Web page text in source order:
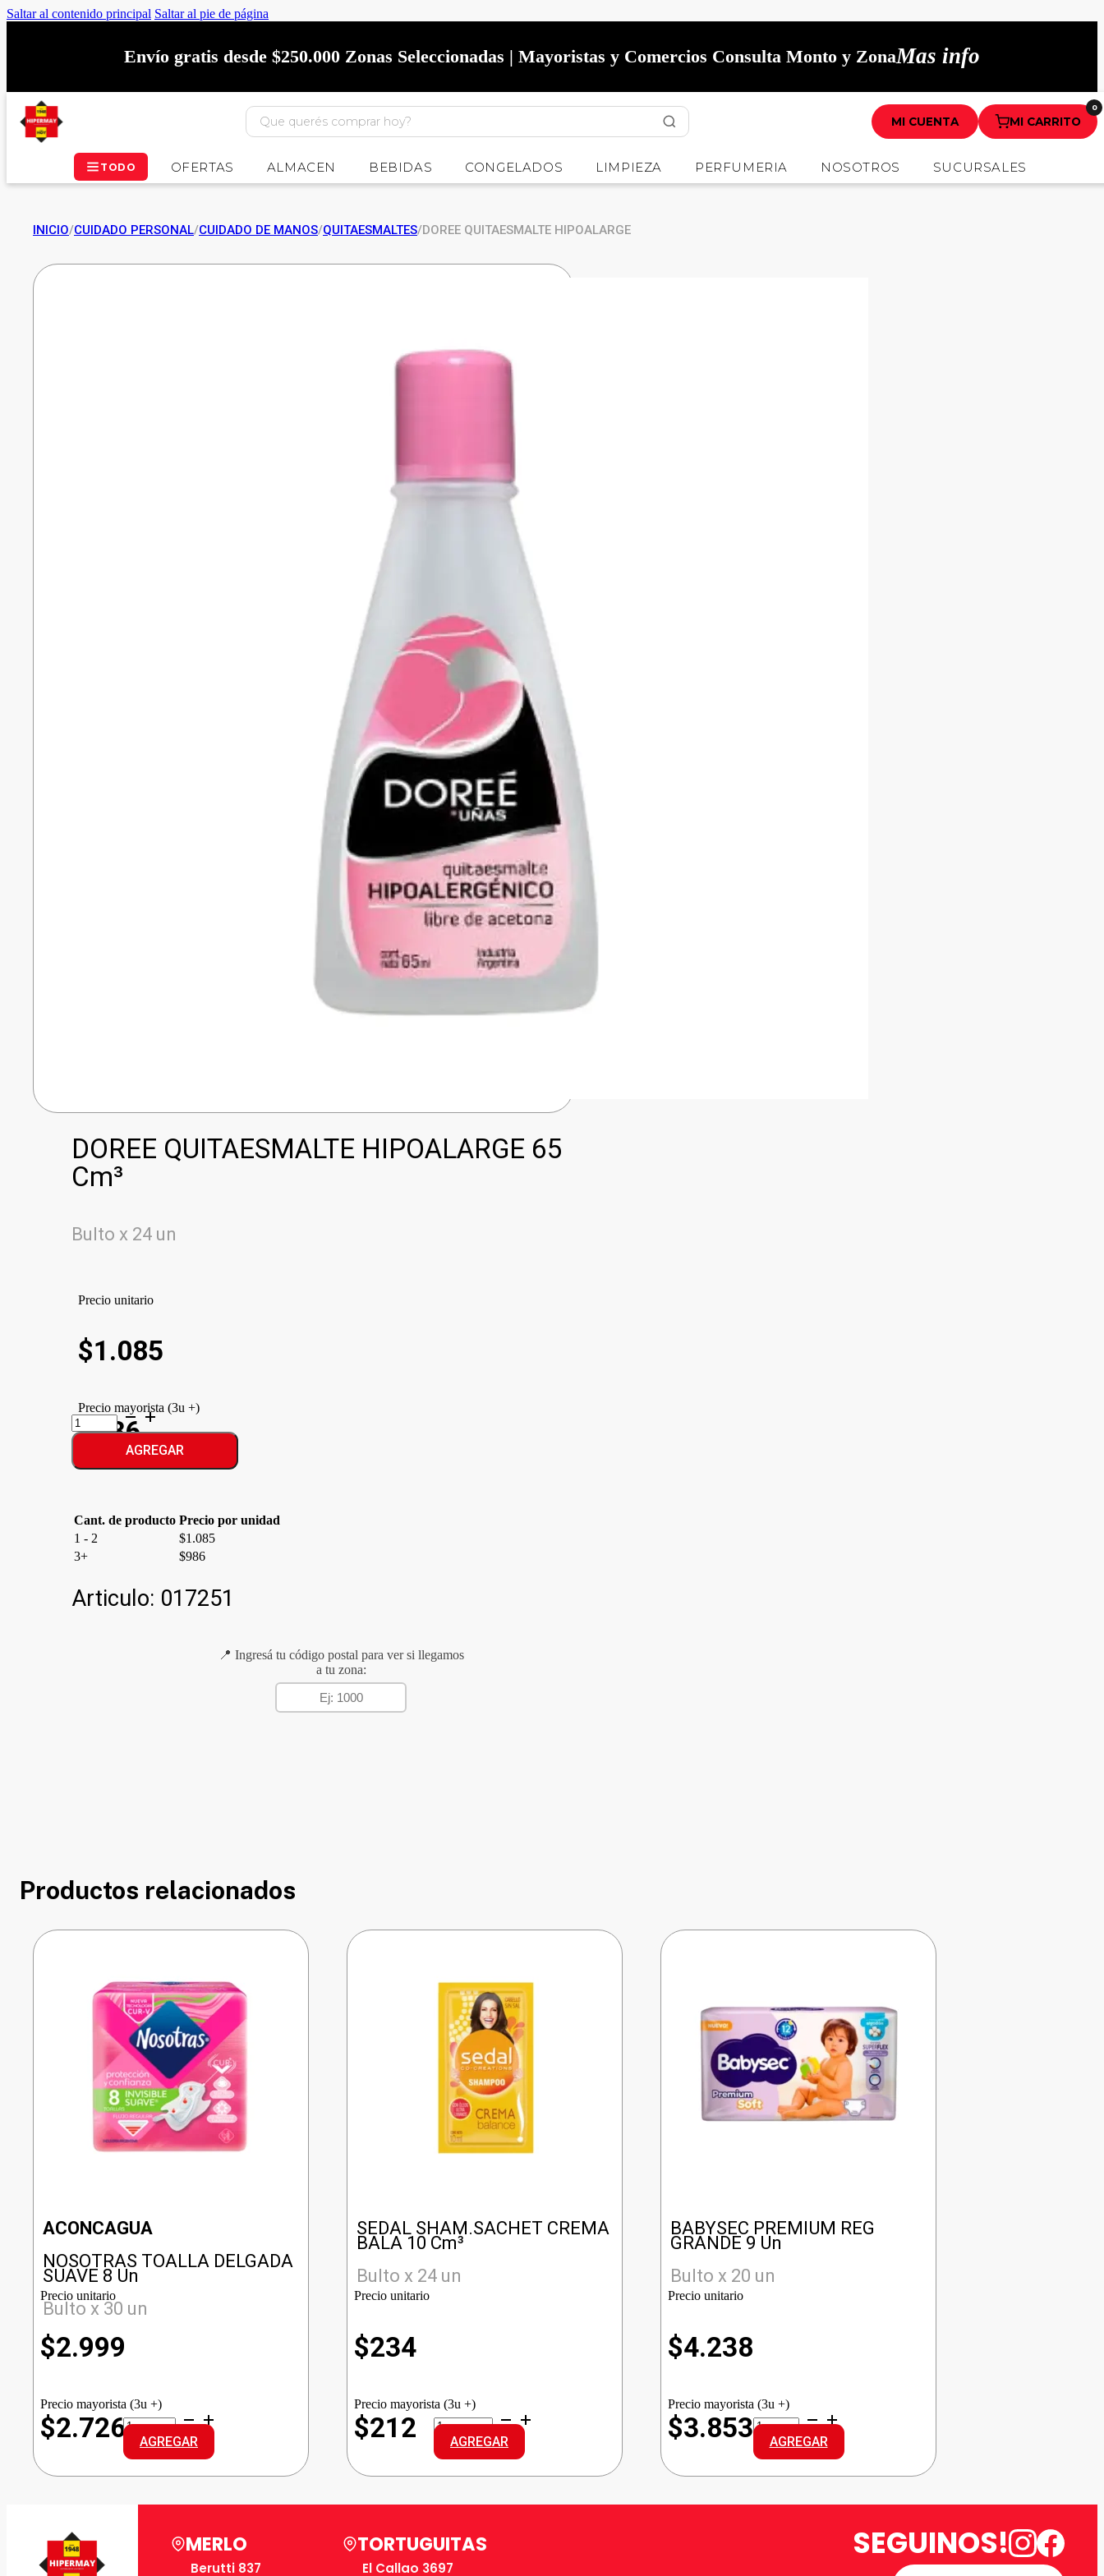
Saltar al contenido principal Saltar al pie de página
Envío gratis desde $250.000 Zonas Seleccionadas | Mayoristas y Comercios Consulta Monto y ZonaMas info
MI CUENTA MI CARRITO
0
TODO OFERTAS ALMACEN BEBIDAS CONGELADOS LIMPIEZA PERFUMERIA NOSOTROS SUCURSALES
INICIO/CUIDADO PERSONAL/CUIDADO DE MANOS/QUITAESMALTES/DOREE QUITAESMALTE HIPOALARGE
DOREE QUITAESMALTE HIPOALARGE 65
Cm³
Bulto x 24 un
Precio unitario
$1.085
Precio mayorista (3u +)
$986
DOREE
QUITAESMALTE
HIPOALARGE
AGREGAR
Cant. de producto Precio por unidad
1 - 2
$1.085
3+
$986
Articulo: 017251
📍 Ingresá tu código postal para ver si llegamos
a tu zona:
Productos relacionados
ACONCAGUA
NOSOTRAS TOALLA DELGADA
SUAVE 8 Un
Bulto x 30 un
Precio unitario
$2.999
Precio mayorista (3u +)
$2.726NOSOTRAS
TOALLA
DELGADA
SUAVE
cantidad
AGREGAR
SEDAL SHAM.SACHET CREMA
BALA 10 Cm³
Bulto x 24 un
Precio unitario
$234
Precio mayorista (3u +)
$212
SEDAL
SHAM.SACHET
CREMA
BALA
cantidad
AGREGAR
BABYSEC PREMIUM REG
GRANDE 9 Un
Bulto x 20 un
Precio unitario
$4.238
Precio mayorista (3u +)
$3.853BABYSEC
PREMIUM
REG
GRANDE
cantidad
AGREGAR
MERLO
Berutti 837
TORTUGUITAS
El Callao 3697
SEGUINOS!